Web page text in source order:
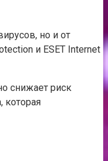
но и от
и ESET Internet
снижает риск
которая